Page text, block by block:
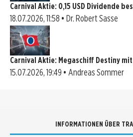
Carnival Aktie: 0,15 USD Dividende
18.07.2026, 11:58 • Dr. Robert Sasse
Carnival Aktie: Megaschiff Destiny
15.07.2026, 19:49 • Andreas Sommer
INFORMATIONEN ÜBER